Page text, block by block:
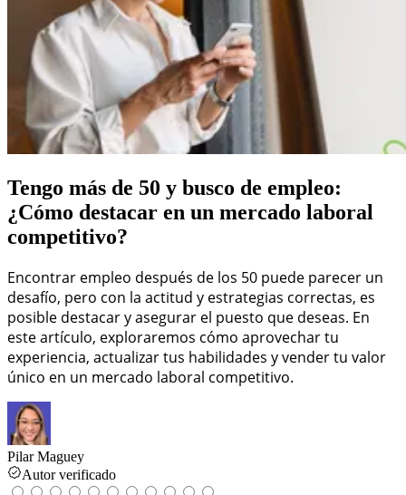
Tengo más de 50 y busco de empleo:
¿Cómo destacar en un mercado laboral
competitivo?
Encontrar empleo después de los 50 puede parecer un
desafío, pero con la actitud y estrategias correctas, es
posible destacar y asegurar el puesto que deseas. En
este artículo, exploraremos cómo aprovechar tu
experiencia, actualizar tus habilidades y vender tu valor
único en un mercado laboral competitivo.
Pilar Maguey
Autor verificado